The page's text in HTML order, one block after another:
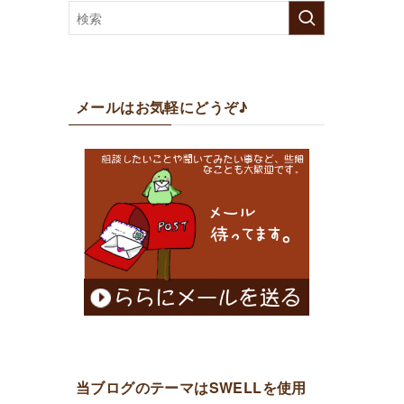
メールはお気軽にどうぞ♪
当ブログのテーマはSWELLを使用